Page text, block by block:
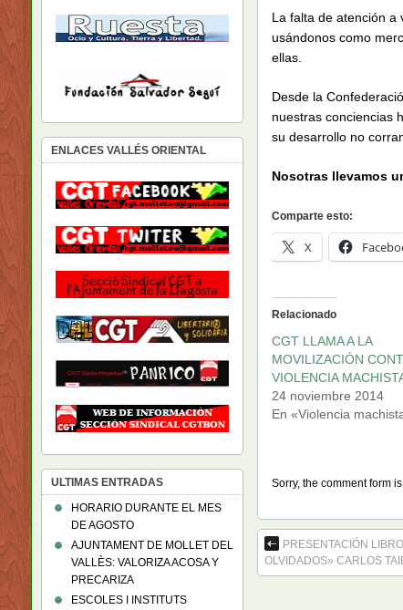
La falta de atención a
usándonos como
ellas.
Desde la
nuestras conciencias
su desarrollo no
Nosotras llevamos
Comparte esto:
X
Relacionado
CGT LLAMA A LA
MOVILIZACIÓN
VIOLENCIA
24 noviembre 2014
En «Violencia
Sorry, the comment form
PRESENTACIÓN
OLVIDADOS» CARLOS
ENLACES VALLÉS ORIENTAL
ULTIMAS ENTRADAS
HORARIO DURANTE EL MES
DE AGOSTO
AJUNTAMENT DE MOLLET DEL
VALLÈS: VALORIZA ACOSA Y
PRECARIZA
ESCOLES I INSTITUTS